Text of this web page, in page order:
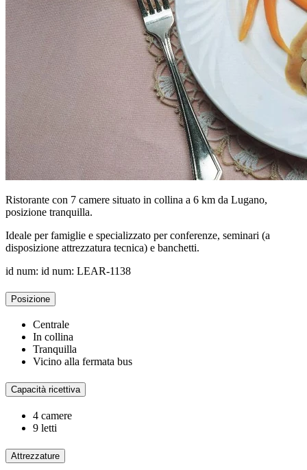
Ristorante con 7 camere situato in collina a 6 km da Lugano,
posizione tranquilla.
Ideale per famiglie e specializzato per conferenze, seminari (a
disposizione attrezzatura tecnica) e banchetti.
id num: id num: LEAR-1138
Posizione
Centrale
In collina
Tranquilla
Vicino alla fermata bus
Capacità ricettiva
4 camere
9 letti
Attrezzature